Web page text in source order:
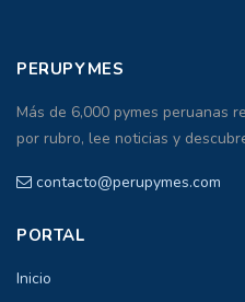
PERUPYMES
Más de 6,000 pymes peruanas
por rubro, lee noticias y
contacto@perupymes.com
PORTAL
Inicio